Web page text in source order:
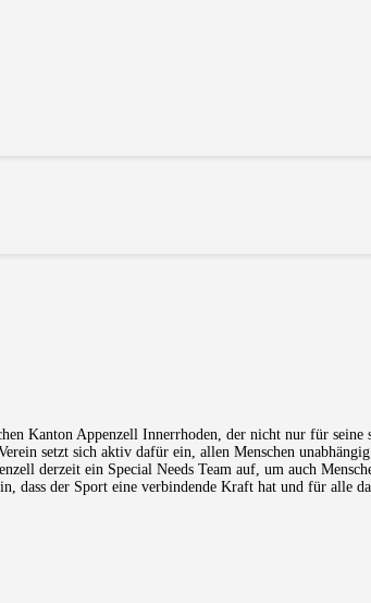
Kanton Appenzell Innerrhoden, der nicht nur für
setzt sich aktiv dafür ein, allen Menschen
derzeit ein Special Needs Team auf, um auch
dass der Sport eine verbindende Kraft hat und für alle